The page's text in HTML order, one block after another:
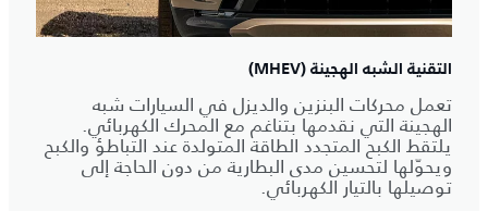
التقنية الشبه الهجينة (MHEV)
تعمل محركات البنزين والديزل في السيارات شبه
الهجينة التي نقدمها بتناغم مع المحرك الكهربائي.
يلتقط الكبح المتجدد الطاقة المتولدة عند التباطؤ والكبح
ويحوّلها لتحسين مدى البطارية من دون الحاجة إلى
توصيلها بالتيار الكهربائي.